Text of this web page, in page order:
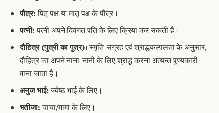
पौत्र:पितृ पक्ष या मातृ पक्ष के पौत्र।
पत्नी:पत्नी अपने दिवंगत पति के लिए क्रिया कर सकती है।
दौहित्र (पुत्री का पुत्र):स्मृति-संग्रह एवं श्राद्धकल्पलता के अनुसार,
दौहित्र का अपने नाना-नानी के लिए श्राद्ध करना अत्यन्त पुण्यकारी
माना जाता है।
अनुज भाई:ज्येष्ठ भाई के लिए।
भतीजा:चाचा/मामा के लिए।